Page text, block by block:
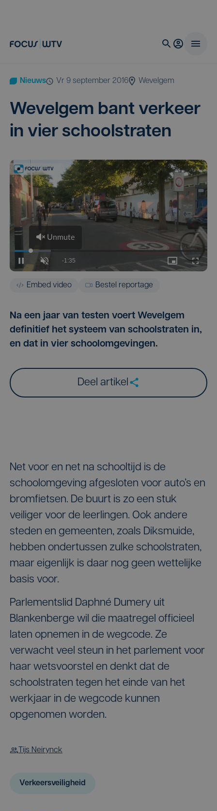
Nieuws vr 9 september 2016 Wevelgem
Wevel­gem bant ver­keer
in vier schoolstraten
Embed video Bestel reportage
Na een jaar van testen voert Wevelgem
definitief het systeem van schoolstraten in,
en dat in vier schoolomgevingen.
Deel artikel
Net voor en net na schooltijd is de
schoolomgeving afgesloten voor auto’s en
bromfietsen. De buurt is zo een stuk
veiliger voor de leerlingen. Ook andere
steden en gemeenten, zoals Diksmuide,
hebben ondertussen zulke schoolstraten,
maar eigenlijk is daar nog geen wettelijke
basis voor.
Parlementslid Daphné Dumery uit
Blankenberge wil die maatregel officieel
laten opnemen in de wegcode. Ze
verwacht veel steun in het parlement voor
haar wetsvoorstel en denkt dat de
schoolstraten tegen het einde van het
werkjaar in de wegcode kunnen
opgenomen worden.
Tijs Neirynck
Verkeersveiligheid